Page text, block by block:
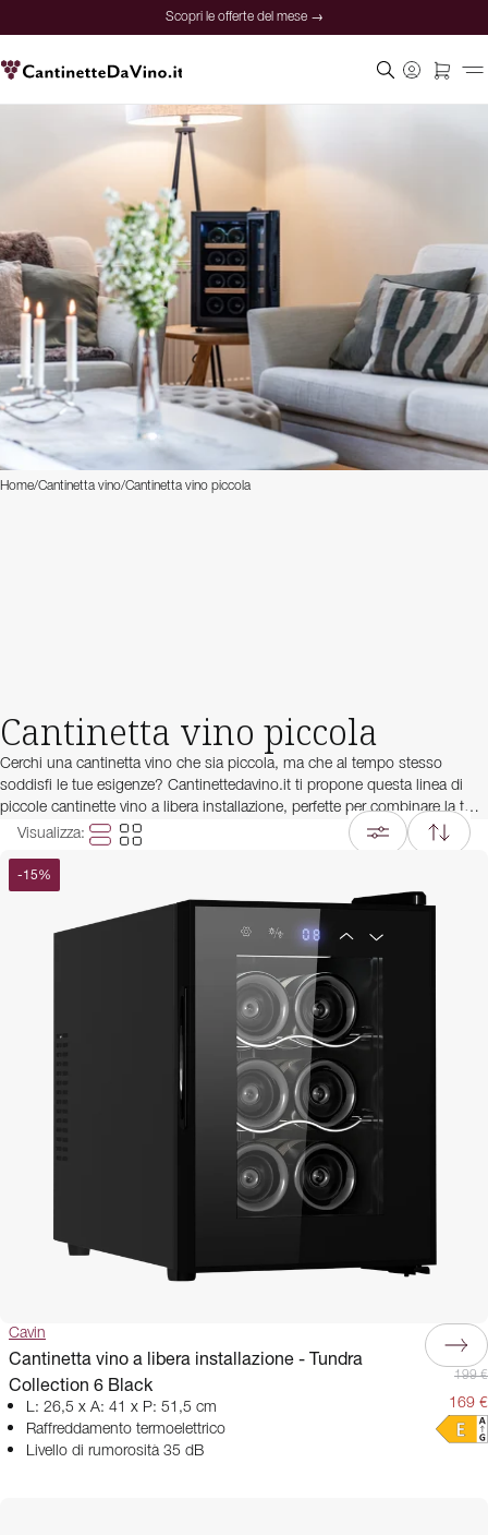
Scopri le offerte del mese →
Home/Cantinetta vino/Cantinetta vino piccola
Cantinetta vino piccola
Cerchi una cantinetta vino che sia piccola, ma che al tempo stesso
soddisfi le tue esigenze? Cantinettedavino.it ti propone questa linea di
piccole cantinette vino a libera installazione, perfette per combinare la tua
passione per il vino con una disponibilità di spazio ridotta. La tua piccola
cantinetta vino può disporre di una o due zone di temperatura regolabili e
ha un design bianco, nero o in acciaio che si adatta sicuramente a ciò
che stai cercando! Ricorda che una piccola cantinetta vino a libera
installazione ha bisogno di uno spazio di 10 cm intorno a ciascun lato
per un funzionamento ottimale!
Visualizza:
-15%
Cavin
Cantinetta vino a libera installazione - Tundra
Collection 6 Black
L: 26,5 x A: 41 x P: 51,5 cm
Raffreddamento termoelettrico
Livello di rumorosità 35 dB
199 €
169 €